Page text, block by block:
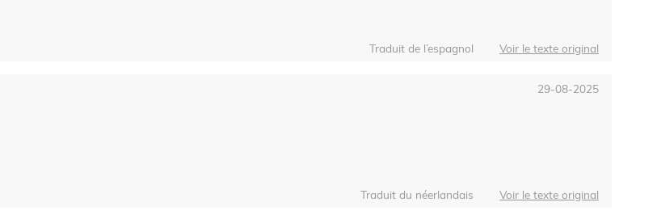
Traduit de l’espagnol Voir le texte original
29-08-2025
Traduit du néerlandais Voir le texte original